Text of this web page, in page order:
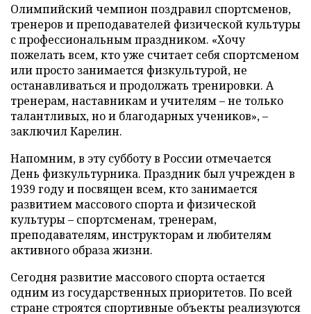
Олимпийский чемпион поздравил спортсменов,
тренеров и преподавателей физической культуры
с профессиональным праздником. «Хочу
пожелать всем, кто уже считает себя спортсменом
или просто занимается физкультурой, не
останавливаться и продолжать тренировки. А
тренерам, наставникам и учителям – не только
талантливых, но и благодарных учеников», –
заключил Карелин.
Напомним, в эту субботу в России отмечается
День физкультурника. Праздник был учрежден в
1939 году и посвящен всем, кто занимается
развитием массового спорта и физической
культуры – спортсменам, тренерам,
преподавателям, инструкторам и любителям
активного образа жизни.
Сегодня развитие массового спорта остается
одним из государственных приоритетов. По всей
стране строятся спортивные объекты реализуются